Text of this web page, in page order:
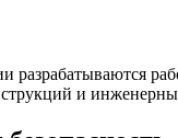
разрабатываются
и